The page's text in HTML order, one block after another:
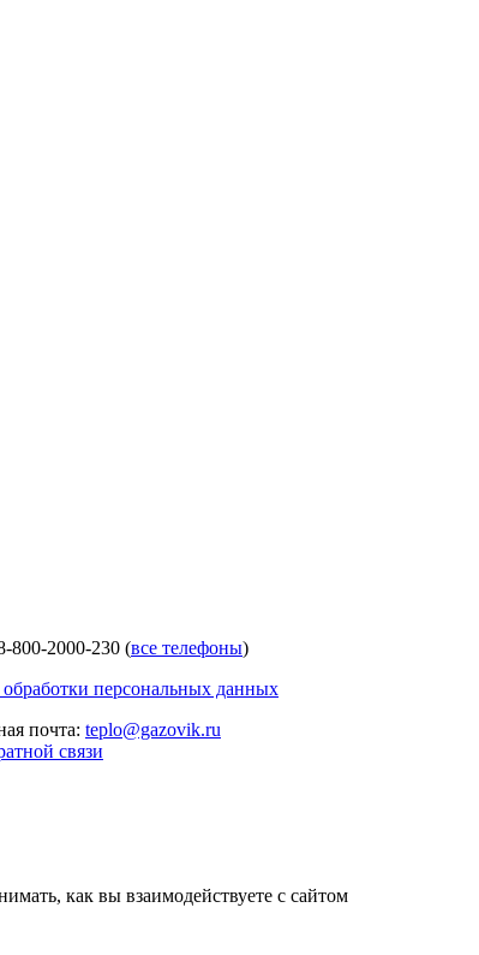
800-2000-230 (все телефоны)
персональных данных
почта: teplo@gazovik.ru
связи
как вы взаимодействуете с сайтом